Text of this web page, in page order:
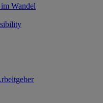
Wandel